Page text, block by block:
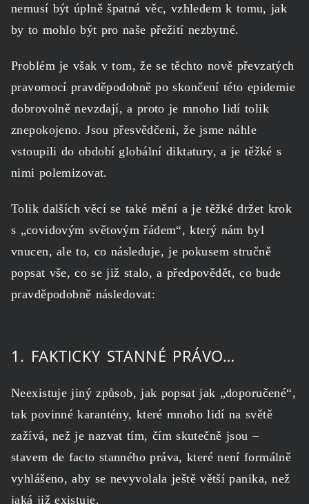
nemusí být úplně špatná věc, vzhledem k tomu, jak
by to mohlo být pro naše přežití nezbytné.
Problém je však v tom, že se těchto nově převzatých
pravomocí pravděpodobně po skončení této epidemie
dobrovolně nevzdají, a proto je mnoho lidí tolik
znepokojeno. Jsou přesvědčeni, že jsme náhle
vstoupili do období globální diktatury, a je těžké s
nimi polemizovat.
Tolik dalších věcí se také mění a je těžké držet krok
s „covidovým světovým řádem“, který nám byl
vnucen, ale to, co následuje, je pokusem stručně
popsat vše, co se již stalo, a předpovědět, co bude
pravděpodobně následovat:
1. FAKTICKY STANNÉ PRÁVO…
Neexistuje jiný způsob, jak popsat jak „doporučené“,
tak povinné karantény, které mnoho lidí na světě
zažívá, než je nazvat tím, čím skutečně jsou –
stavem de facto stanného práva, které není formálně
vyhlášeno, aby se nevyvolala ještě větší panika, než
jaká již existuje.